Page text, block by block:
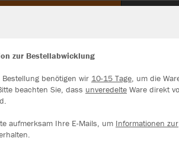
zur Bestellabwicklung
benötigen wir 10-15 Tage, um die
beachten Sie, dass unveredelte Ware direkt
aufmerksam Ihre E-Mails, um Informationen zur
unsere Website verbessern. Weitere
Du in den Einstellungen.